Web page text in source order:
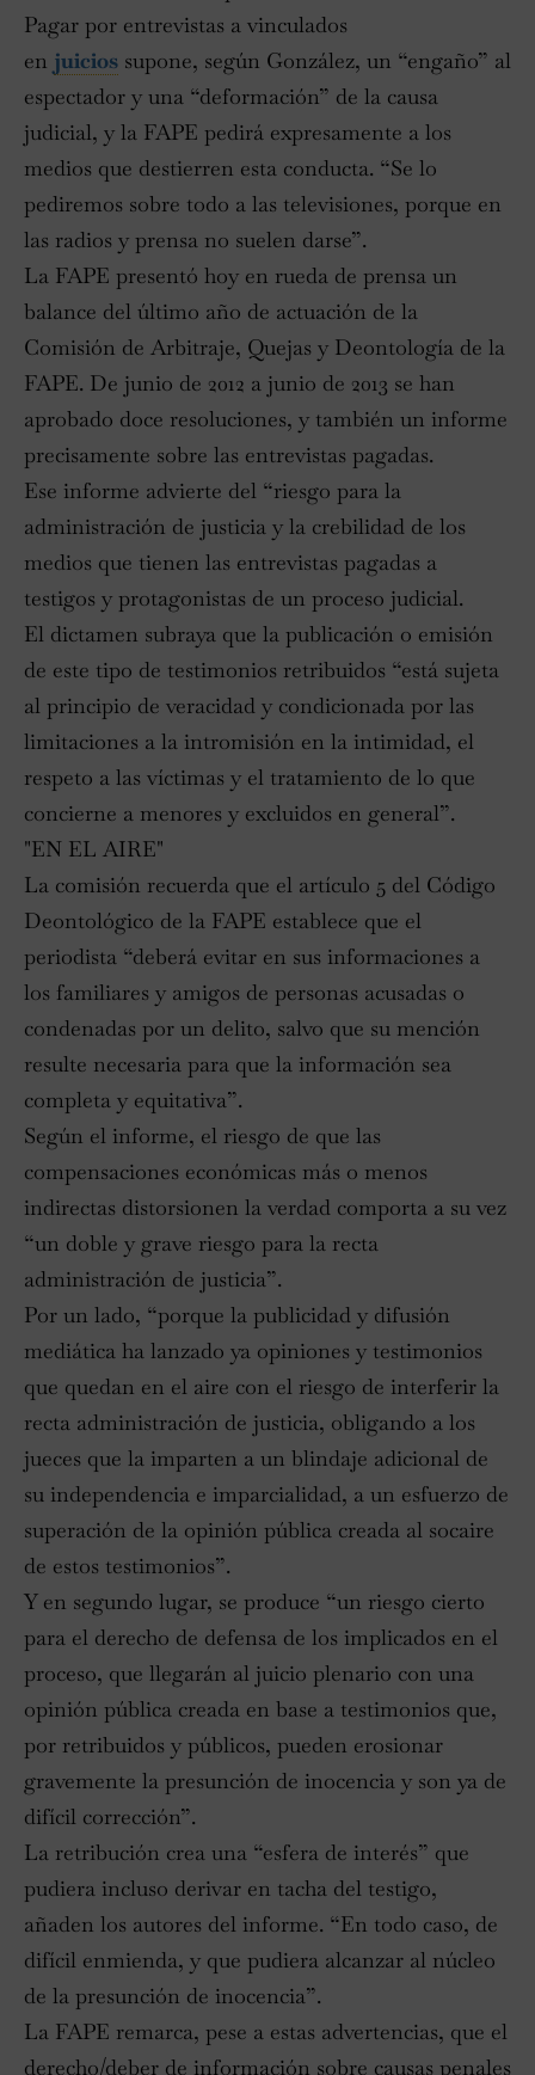
Pagar por entrevistas a vinculados
en juicios supone, según González, un “engaño” al
espectador y una “deformación” de la causa
judicial, y la FAPE pedirá expresamente a los
medios que destierren esta conducta. “Se lo
pediremos sobre todo a las televisiones, porque en
las radios y prensa no suelen darse”.
La FAPE presentó hoy en rueda de prensa un
balance del último año de actuación de la
Comisión de Arbitraje, Quejas y Deontología de la
FAPE. De junio de 2012 a junio de 2013 se han
aprobado doce resoluciones, y también un informe
precisamente sobre las entrevistas pagadas.
Ese informe advierte del “riesgo para la
administración de justicia y la crebilidad de los
medios que tienen las entrevistas pagadas a
testigos y protagonistas de un proceso judicial.
El dictamen subraya que la publicación o emisión
de este tipo de testimonios retribuidos “está sujeta
al principio de veracidad y condicionada por las
limitaciones a la intromisión en la intimidad, el
respeto a las víctimas y el tratamiento de lo que
concierne a menores y excluidos en general”.
"EN EL AIRE"
La comisión recuerda que el artículo 5 del Código
Deontológico de la FAPE establece que el
periodista “deberá evitar en sus informaciones a
los familiares y amigos de personas acusadas o
condenadas por un delito, salvo que su mención
resulte necesaria para que la información sea
completa y equitativa”.
Según el informe, el riesgo de que las
compensaciones económicas más o menos
indirectas distorsionen la verdad comporta a su vez
“un doble y grave riesgo para la recta
administración de justicia”.
Por un lado, “porque la publicidad y difusión
mediática ha lanzado ya opiniones y testimonios
que quedan en el aire con el riesgo de interferir la
recta administración de justicia, obligando a los
jueces que la imparten a un blindaje adicional de
su independencia e imparcialidad, a un esfuerzo de
superación de la opinión pública creada al socaire
de estos testimonios”.
Y en segundo lugar, se produce “un riesgo cierto
para el derecho de defensa de los implicados en el
proceso, que llegarán al juicio plenario con una
opinión pública creada en base a testimonios que,
por retribuidos y públicos, pueden erosionar
gravemente la presunción de inocencia y son ya de
difícil corrección”.
La retribución crea una “esfera de interés” que
pudiera incluso derivar en tacha del testigo,
añaden los autores del informe. “En todo caso, de
difícil enmienda, y que pudiera alcanzar al núcleo
de la presunción de inocencia”.
La FAPE remarca, pese a estas advertencias, que el
derecho/deber de información sobre causas penales